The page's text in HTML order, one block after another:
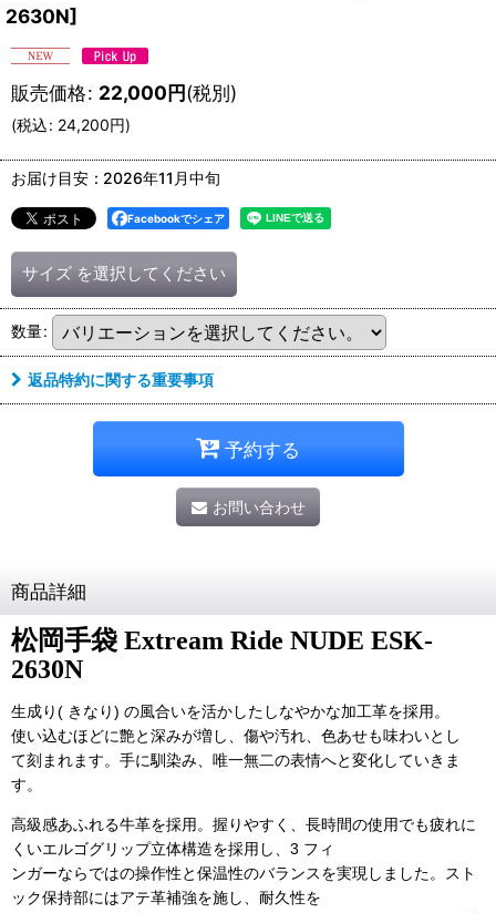
2630N]
販売価格: 22,000円(税別)
(税込: 24,200円)
お届け目安 : 2026年11月中旬
Facebookでシェア
サイズ を選択してください
数量:
返品特約に関する重要事項
予約する
お問い合わせ
商品詳細
松岡手袋 Extream Ride NUDE ESK-
2630N
生成り( きなり) の風合いを活かしたしなやかな加工革を採用。
使い込むほどに艶と深みが増し、傷や汚れ、色あせも味わいとし
て刻まれます。手に馴染み、唯一無二の表情へと変化していきま
す。
高級感あふれる牛革を採用。握りやすく、長時間の使用でも疲れに
くいエルゴグリップ立体構造を採用し、3 フィ
ンガーならではの操作性と保温性のバランスを実現しました。スト
ック保持部にはアテ革補強を施し、耐久性を